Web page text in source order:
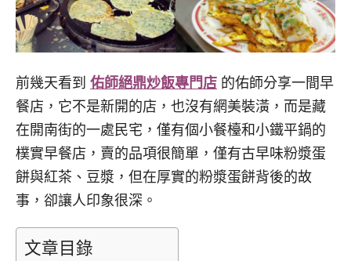
前幾天看到 佑師絕鼎炒飯專門店 的佑師分享一間早
餐店，它不是新開的店，也沒有網美裝潢，而是藏
在開南街的一處民宅，僅有個小餐檯和小鐵平鍋的
樸實早餐店，賣的品項很簡單，僅有古早味粉漿蛋
餅與紅茶、豆漿，但在厚實的粉漿蛋餅背後的故
事，卻讓人印象很深。
文章目錄